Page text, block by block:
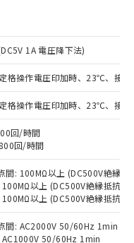
1A 電圧降下法)
格操作電圧印加時、23℃、接点
格操作電圧印加時、23℃、接点
回/時間
回/時間
間: 100MΩ以上 (DC500V絶縁抵
100MΩ以上 (DC500V絶縁抵抗計
以上 (DC500V絶縁抵抗計
間: AC2000V 50/60Hz 1min
AC1000V 50/60Hz 1min
、同意のうえ
御機器事業取扱
よび標準価格
だくもので
商品の中には、
なる商品もある
格照会結果は、
点での社内デー
ものであり、閲
（10物質）の
応品を出す予
令（10物質）の
たは確認中の
形物で、有
です。
有部品として
た場合などや
ます。
以下、 カド
中国RoHSの
ます。
が中国RoHSの
します。
売部門へお問
品のうち、外国
に定める商品
いう）を輸出
る場合は、日本